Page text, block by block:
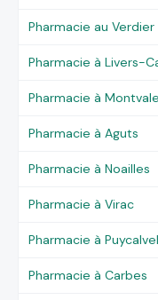
Pharmacie au Verdier
Pharmacie à Livers-
Pharmacie à
Pharmacie à Aguts
Pharmacie à Noailles
Pharmacie à Virac
Pharmacie à Puycalvel
Pharmacie à Carbes